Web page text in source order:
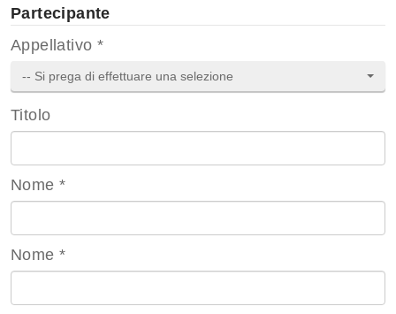
Partecipante
Appellativo *
-- Si prega di effettuare una selezione
Titolo
Nome *
Nome *